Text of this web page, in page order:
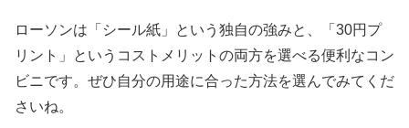
ローソンは「シール紙」という独自の強みと、「30円プ
リント」というコストメリットの両方を選べる便利なコン
ビニです。ぜひ自分の用途に合った方法を選んでみてくだ
さいね。